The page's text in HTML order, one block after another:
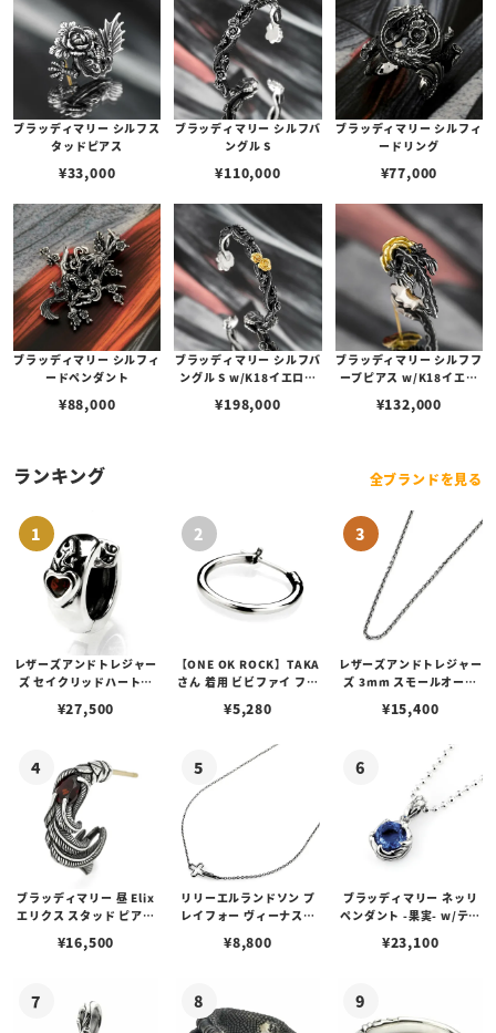
ブラッディマリー シルフス
タッドピアス
¥33,000
ブラッディマリー シルフバ
ングル S
¥110,000
ブラッディマリー シルフィ
ードリング
¥77,000
ブラッディマリー シルフィ
ードペンダント
¥88,000
ブラッディマリー シルフバ
ングル S w/K18イエロー
¥198,000
ブラッディマリー シルフフ
ープピアス w/K18イエロ
¥132,000
ランキング 全ブランドを見る
レザーズアンドトレジャー
ズ セイクリッドハートピ
¥27,500
【ONE OK ROCK】TAKA
さん 着用 ビビファイ フー
¥5,280
レザーズアンドトレジャー
ズ 3mm スモールオーバ
ブスタークラスプ＆LTロ
¥15,400
ブラッディマリー 昼 Elix
エリクス スタッド ピアス
¥16,500
リリーエルランドソン プ
レイフォー ヴィーナスチ
¥8,800
ブラッディマリー ネッリ
ペンダント -果実- w/ティ
¥23,100